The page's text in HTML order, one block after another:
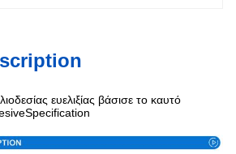
ευελιξίας βάσισε το καυτό